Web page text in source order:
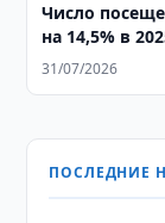
Число
на 14,5% в
31/07/2026
ПОСЛЕДНИЕ